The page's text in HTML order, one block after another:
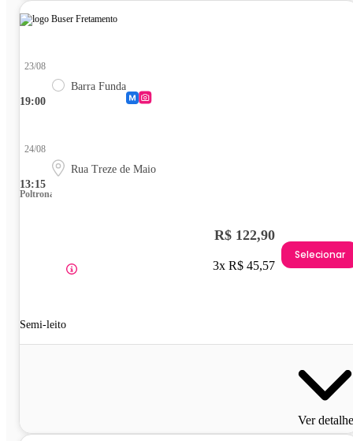
19:00
23/08
Barra Funda
13:15
24/08
Rua Treze de Maio
Poltrona
Semi-leito
R$ 122,90
3x R$ 45,57
Selecionar
Ver